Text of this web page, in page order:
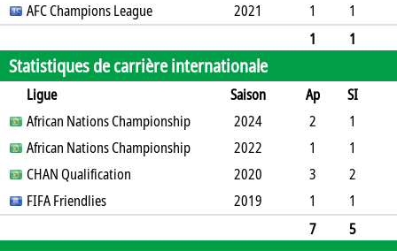
SO
B B A CR Min
AFC Champions League 2021 1
1
171
1
0
1 0 0 0 0 0
Statistiques de carrière internationale
Ligue Saison Ap
SI
SO
B B A CJ CR Min
African Nations Championship 2024 2
1
1
3 0 0 1 0 60
African Nations Championship 2022 1
1
0
3 0 0 15
CHAN Qualification 2020 3
2
0
2 2 0 160
FIFA Friendlies 2019 1
1
107
5